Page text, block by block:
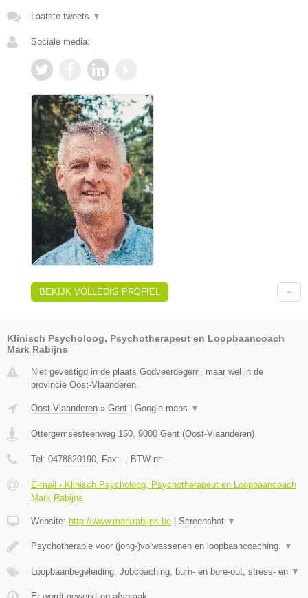
Laatste tweets ▼
Sociale media:
BEKIJK VOLLEDIG PROFIEL
Klinisch Psycholoog, Psychotherapeut en Loopbaancoach
Mark Rabijns
Niet gevestigd in de plaats Godveerdegem, maar wel in de
provincie Oost-Vlaanderen.
Oost-Vlaanderen » Gent Google maps ▼
Ottergemsesteenweg 150, 9000 Gent (Oost-Vlaanderen)
Tel: 0478820190, Fax: -, BTW-nr: -
E-mail › Klinisch Psycholoog, Psychotherapeut en Loopbaancoach
Mark Rabijns
Website: http://www.markrabijns.be Screenshot ▼
Psychotherapie voor (jong-)volwassenen en loopbaancoaching. ▼
Loopbaanbegeleiding, Jobcoaching, burn- en bore-out, stress- en ▼